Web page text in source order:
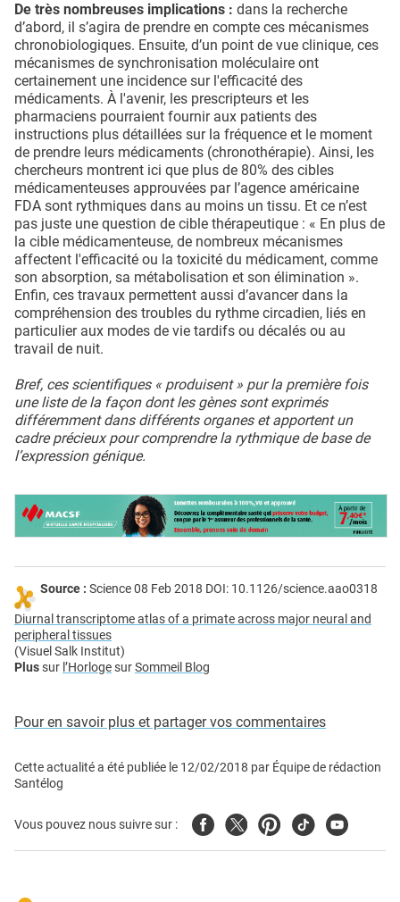
De très nombreuses implications : dans la recherche
d’abord, il s’agira de prendre en compte ces mécanismes
chronobiologiques. Ensuite, d’un point de vue clinique, ces
mécanismes de synchronisation moléculaire ont
certainement une incidence sur l'efficacité des
médicaments. À l'avenir, les prescripteurs et les
pharmaciens pourraient fournir aux patients des
instructions plus détaillées sur la fréquence et le moment
de prendre leurs médicaments (chronothérapie). Ainsi, les
chercheurs montrent ici que plus de 80% des cibles
médicamenteuses approuvées par l’agence américaine
FDA sont rythmiques dans au moins un tissu. Et ce n’est
pas juste une question de cible thérapeutique : « En plus de
la cible médicamenteuse, de nombreux mécanismes
affectent l'efficacité ou la toxicité du médicament, comme
son absorption, sa métabolisation et son élimination ».
Enfin, ces travaux permettent aussi d’avancer dans la
compréhension des troubles du rythme circadien, liés en
particulier aux modes de vie tardifs ou décalés ou au
travail de nuit.
Bref, ces scientifiques « produisent » pur la première fois
une liste de la façon dont les gènes sont exprimés
différemment dans différents organes et apportent un
cadre précieux pour comprendre la rythmique de base de
l’expression génique.
Source : Science 08 Feb 2018 DOI: 10.1126/science.aao0318
Diurnal transcriptome atlas of a primate across major neural and
peripheral tissues
(Visuel Salk Institut)
Plussur l’HorlogesurSommeil Blog
Pour en savoir plus et partager vos commentaires
Cette actualité a été publiée le 12/02/2018 par Équipe de rédaction
Santélog
Vous pouvez nous suivre sur : FacebookTwitterPinterest
TiktokYoutube